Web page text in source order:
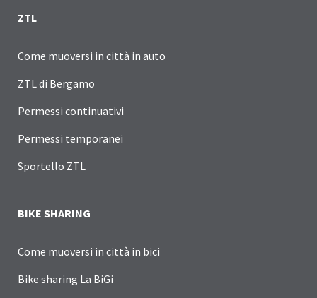
ZTL
Come muoversi in città in auto
ZTL di Bergamo
Permessi continuativi
Permessi temporanei
Sportello ZTL
BIKE SHARING
Come muoversi in città in bici
Bike sharing La BiGi